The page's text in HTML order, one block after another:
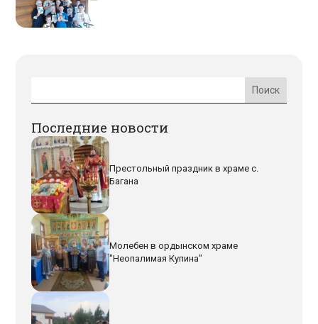
Последние новости
Престольный праздник в храме с.
Багана
Молебен в ордынском храме
"Неопалимая Купина"